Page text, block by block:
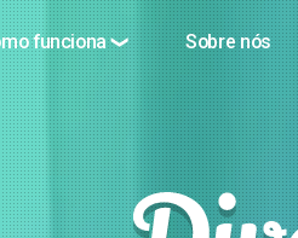
funciona Sobre nós